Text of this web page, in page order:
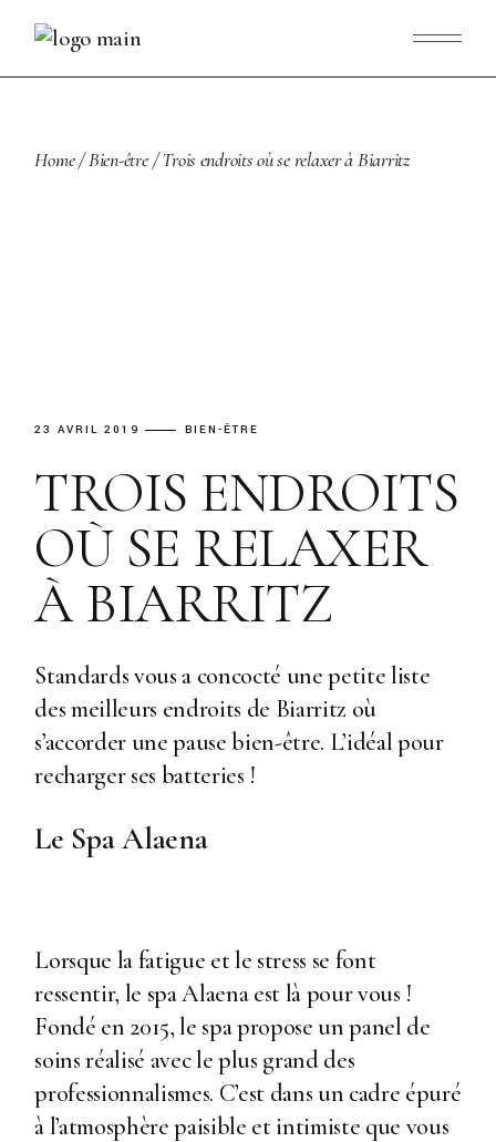
content
Home Bien-être Trois endroits où se relaxer à Biarritz
23 AVRIL 2019 BIEN-ÊTRE
TROIS ENDROITS
OÙ SE RELAXER
À BIARRITZ
Standards vous a concocté une petite liste
des meilleurs endroits de Biarritz où
s’accorder une pause bien-être. L’idéal pour
recharger ses batteries !
Le Spa Alaena
Lorsque la fatigue et le stress se font
ressentir, le spa Alaena est là pour vous !
Fondé en 2015, le spa propose un panel de
soins réalisé avec le plus grand des
professionnalismes. C’est dans un cadre épuré
à l’atmosphère paisible et intimiste que vous